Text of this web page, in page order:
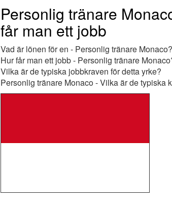
Personlig tränare
får man ett jobb
Vad är lönen för en - Personlig tränare Monaco?
Hur får man ett jobb - Personlig tränare
Vilka är de typiska jobbkraven för detta yrke?
Personlig tränare Monaco - Vilka är de